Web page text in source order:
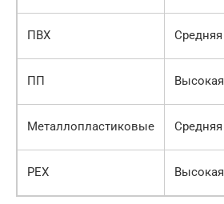
ПВХ Средняя
ПП Высокая
Металлопластиковые Средняя
PEX Высокая